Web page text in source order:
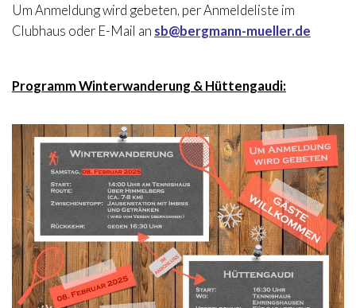
Um Anmeldung wird gebeten, per Anmeldeliste im
Clubhaus oder E-Mail an sb@bergmann-mueller.de
Programm Winterwanderung & Hüttengaudi: